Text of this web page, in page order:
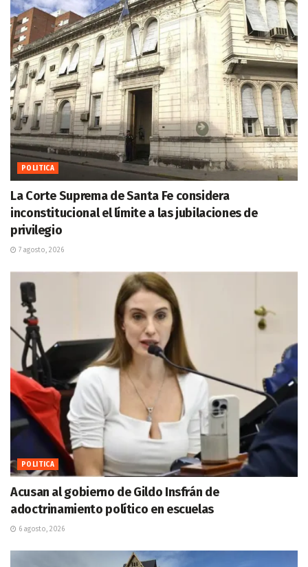
POLITICA
La Corte Suprema de Santa Fe considera
inconstitucional el límite a las jubilaciones de
privilegio
7 agosto, 2026
POLITICA
Acusan al gobierno de Gildo Insfrán de
adoctrinamiento político en escuelas
6 agosto, 2026